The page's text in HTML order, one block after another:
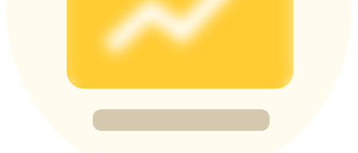
New Listing Futures Fest
Trade New Futures, Win 200,000 USDT